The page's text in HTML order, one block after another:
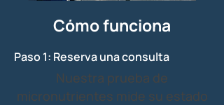
Cómo funciona
Paso 1: Reserva una consulta
Nuestra prueba de
micronutrientes mide su estado